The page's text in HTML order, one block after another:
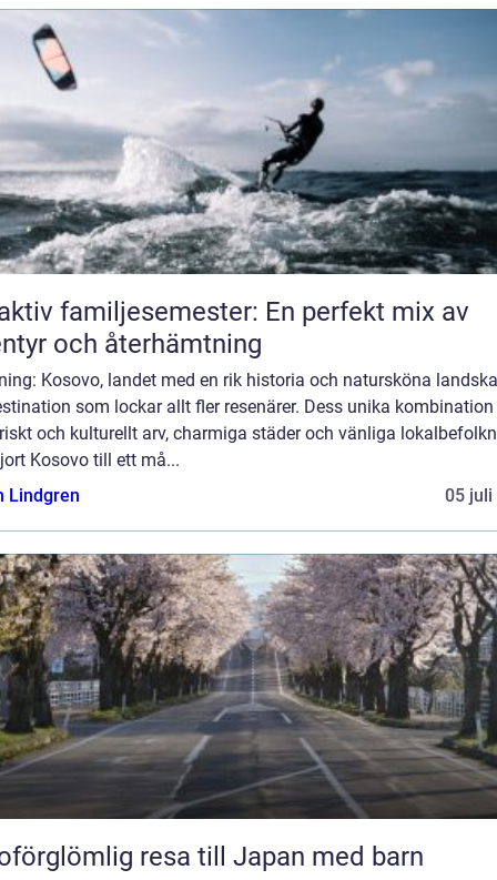
familjesemester: En perfekt mix av
och återhämtning
Kosovo, landet med en rik historia och natursköna
som lockar allt fler resenärer. Dess unika
och kulturellt arv, charmiga städer och vänliga
Kosovo till ett må...
Lindgren
05 juli
resa till Japan med barn